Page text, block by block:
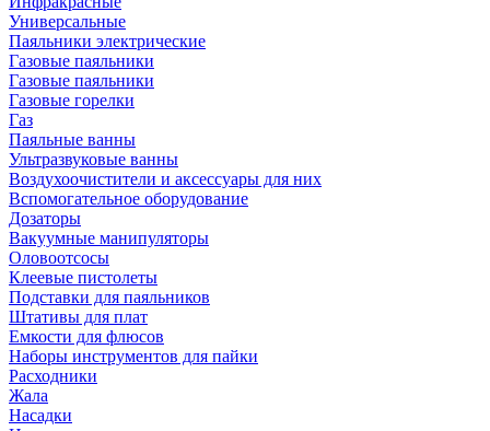
Универсальные
Паяльники электрические
Газовые паяльники
Газовые паяльники
Газовые горелки
Газ
Паяльные ванны
Ультразвуковые ванны
Воздухоочистители и аксессуары для них
Вспомогательное оборудование
Дозаторы
Вакуумные манипуляторы
Оловоотсосы
Клеевые пистолеты
Подставки для паяльников
Штативы для плат
Емкости для флюсов
Наборы инструментов для пайки
Расходники
Жала
Насадки